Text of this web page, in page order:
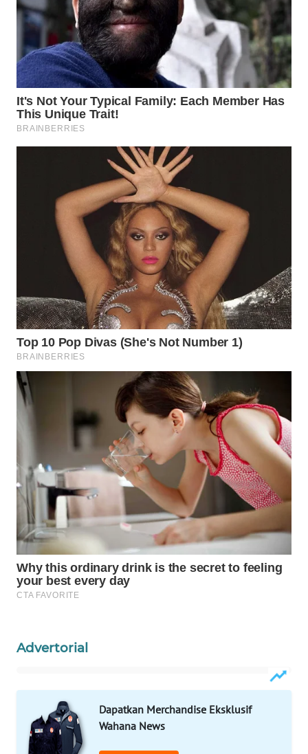
Advertorial
Dapatkan Merchandise Eksklusif
Wahana News
SURABAYA
WN
NATUNA
WN
BINTAN
WN
WN
LIKUPANG
WN
LABUANBAJO
WN
BORNEO
Wahana
Media
Group
WAHANA
TANI
WAHANA
ADVOKAT
WAHANA
INFRASTRUKTUR
WAHANA
TRAVEL